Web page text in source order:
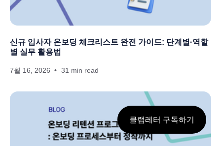
신규 입사자 온보딩 체크리스트 완전 가이드: 단계별·역할
별 실무 활용법
7월 16, 2026 31 min read
클랩레터 구독하기